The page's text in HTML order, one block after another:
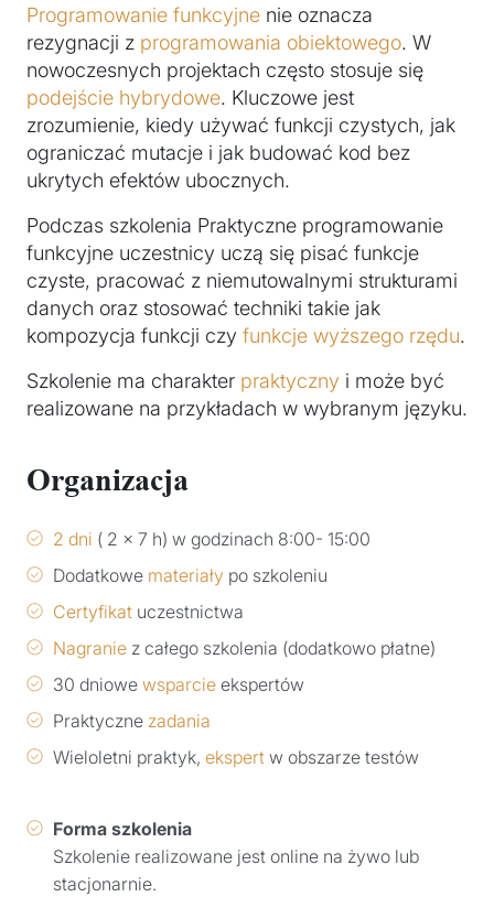
Programowanie funkcyjne nie oznacza
rezygnacji z programowania obiektowego. W
nowoczesnych projektach często stosuje się
podejście hybrydowe. Kluczowe jest
zrozumienie, kiedy używać funkcji czystych, jak
ograniczać mutacje i jak budować kod bez
ukrytych efektów ubocznych.
Podczas szkolenia Praktyczne programowanie
funkcyjne uczestnicy uczą się pisać funkcje
czyste, pracować z niemutowalnymi strukturami
danych oraz stosować techniki takie jak
kompozycja funkcji czy funkcje wyższego rzędu.
Szkolenie ma charakter praktyczny i może być
realizowane na przykładach w wybranym języku.
Organizacja
2 dni ( 2 x 7 h) w godzinach 8:00- 15:00
Dodatkowe materiały po szkoleniu
Certyfikat uczestnictwa
Nagranie z całego szkolenia (dodatkowo płatne)
30 dniowe wsparcie ekspertów
Praktyczne zadania
Wieloletni praktyk, ekspert w obszarze testów
Forma szkolenia
Szkolenie realizowane jest online na żywo lub
stacjonarnie.